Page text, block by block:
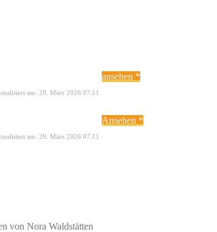
am: 29. März 2026 07:11
ansehen *
am: 29. März 2026 07:11
Ansehen *
von Nora Waldstätten